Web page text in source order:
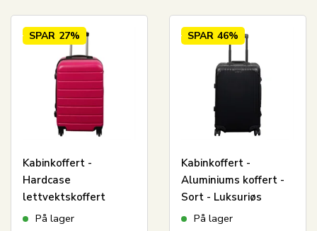
SPAR 27%
Kabinkoffert -
Hardcase
lettvektskoffert
tilbud - Med 4 hjul -
På lager
SPAR 46%
Kabinkoffert -
Aluminiums koffert -
Sort - Luksuriøs
trolley med TSA-lås -
På lager